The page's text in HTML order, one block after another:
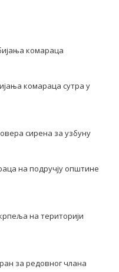
комараца
комараца сутра у
сирена за узбуну
на подручју општине
на територији
за редовног члана